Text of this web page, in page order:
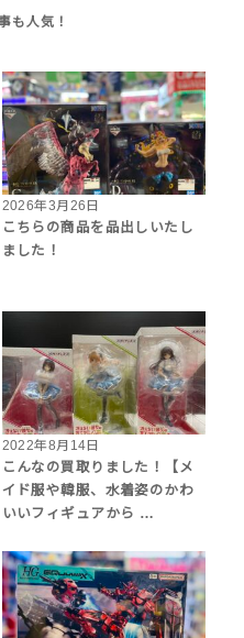
2026年3月26日
こちらの商品を品出しいたし
ました！
2022年8月14日
こんなの買取りました！【メ
イド服や韓服、水着姿のかわ
いいフィギュアから …